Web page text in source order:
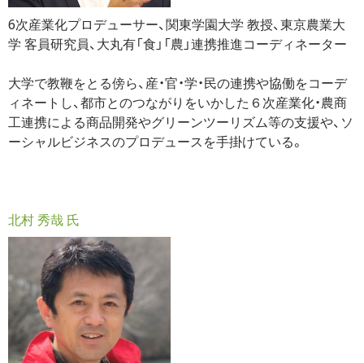
6次産業化プロデューサー、関東学園大学 教授、東京農業大
学 客員研究員、大丸有「食」「農」連携推進コーディネーター
大学で教鞭をとる傍ら、産・官・学・民の連携や協働をコーデ
ィネートし、都市とのつながりをいかした６次産業化・農商
工連携による商品開発やグリーンツーリズム等の支援や、ソ
ーシャルビジネスのプロデュースを手掛けている。
北村 秀哉 氏